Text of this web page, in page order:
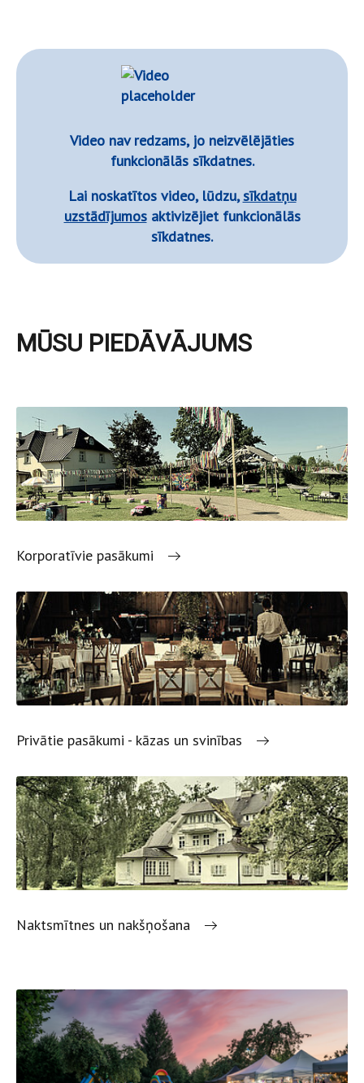
Video nav redzams, jo neizvēlējāties
funkcionālās sīkdatnes.
Lai noskatītos video, lūdzu,sīkdatņu
uzstādījumosaktivizējiet funkcionālās
sīkdatnes.
MŪSU PIEDĀVĀJUMS
Korporatīvie pasākumi
Privātie pasākumi - kāzas un svinības
Naktsmītnes un nakšņošana